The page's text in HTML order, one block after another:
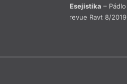
Esejistika – Pádlo
revue Ravt 8/2019